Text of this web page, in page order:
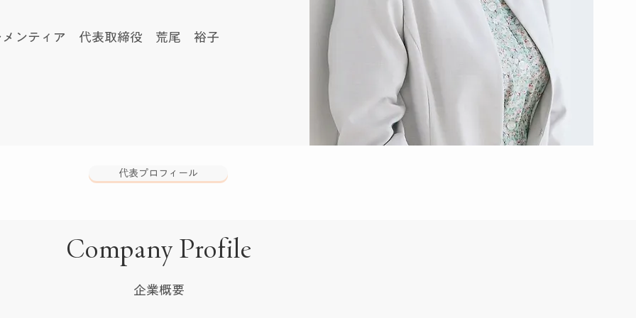
メンティア 代表取締役 荒尾 裕子
代表プロフィール
Company Profile
​企業概要